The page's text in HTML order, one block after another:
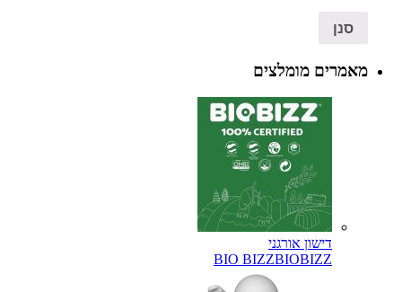
סנן
מאמרים מומלצים
דישון אורגני
BIO BIZZBIOBIZZ